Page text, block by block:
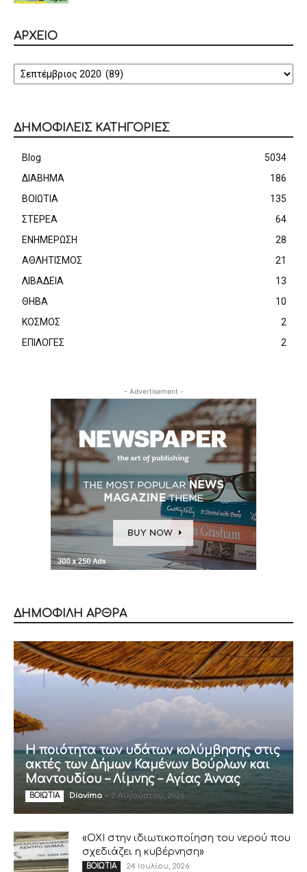
ΑΡΧΕΙΟ
ΑΡΧΕΙΟ
ΔΗΜΟΦΙΛΕΙΣ ΚΑΤΗΓΟΡΙΕΣ
Blog
5034
ΔΙΑΒΗΜΑ
186
ΒΟΙΩΤΙΑ
135
ΣΤΕΡΕΑ
64
ΕΝΗΜΕΡΩΣΗ
28
ΑΘΛΗΤΙΣΜΟΣ
21
ΛΙΒΑΔΕΙΑ
13
ΘΗΒΑ
10
ΚΟΣΜΟΣ
2
ΕΠΙΛΟΓΕΣ
2
- Advertisement -
ΔΗΜΟΦΙΛΗ ΑΡΘΡΑ
Η ποιότητα των υδάτων κολύμβησης στις
ακτές των Δήμων Καμένων Βούρλων και
Μαντουδίου – Λίμνης – Αγίας Άννας
ΒΟΙΩΤΙΑ Diavima - 2 Αυγούστου, 2026
«ΟΧΙ στην ιδιωτικοποίηση του νερού που
σχεδιάζει η κυβέρνηση»
ΒΟΙΩΤΙΑ 24 Ιουλίου, 2026